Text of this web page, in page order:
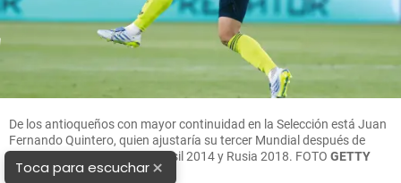
De los antioqueños con mayor continuidad en la Selección está Juan
Fernando Quintero, quien ajustaría su tercer Mundial después de
haber estado presente en Brasil 2014 y Rusia 2018. FOTO GETTY
Toca para escuchar×